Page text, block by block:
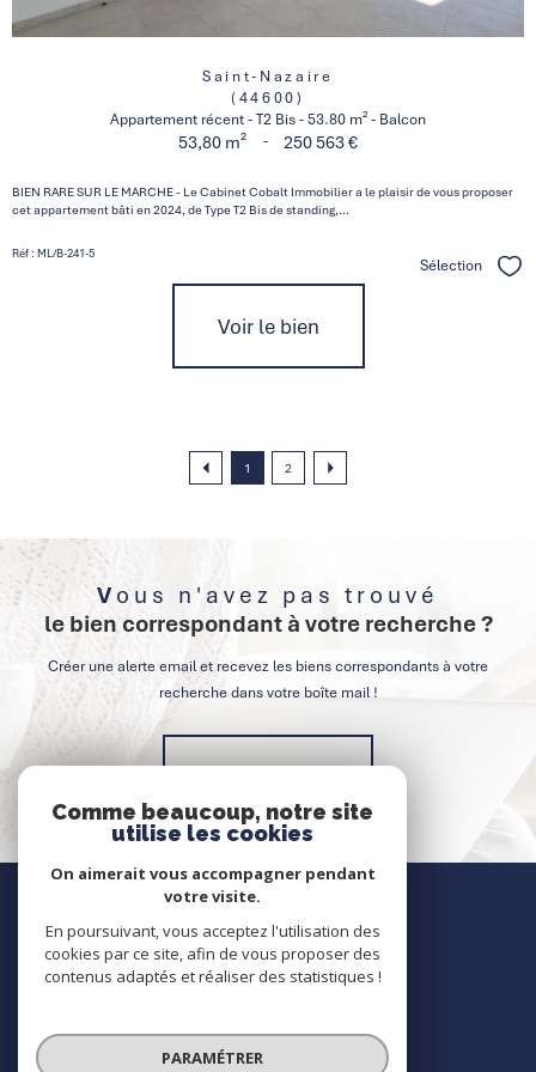
Saint-Nazaire
(44600)
Appartement récent - T2 Bis - 53.80 m² - Balcon
53,80 m² - 250 563 €
BIEN RARE SUR LE MARCHE - Le Cabinet Cobalt Immobilier a le plaisir de vous proposer
cet appartement bâti en 2024, de Type T2 Bis de standing,...
Réf : ML/B-241-5
Sélection
Voir le bien
1 2
Vous n'avez pas trouvé
le bien correspondant à votre recherche ?
Créer une alerte email et recevez les biens correspondants à votre
recherche dans votre boîte mail !
Nous contacter
Contact
Nous suivre
Comme beaucoup, notre site
utilise les cookies
On aimerait vous accompagner pendant
votre visite.
En poursuivant, vous acceptez l'utilisation des
cookies par ce site, afin de vous proposer des
contenus adaptés et réaliser des statistiques !
PARAMÉTRER